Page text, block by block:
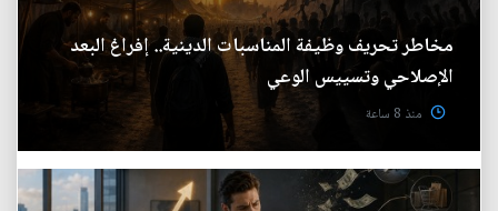
مخاطر تحريف وظيفة المناسبات الدينية.. إفراغ البعد
الإصلاحي وتسييس الوعي
منذ 8 ساعة